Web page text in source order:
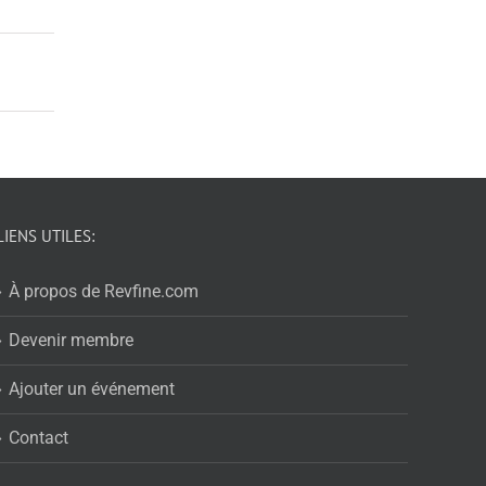
UTILES:
À propos de Revfine.com
Devenir membre
Ajouter un événement
Contact